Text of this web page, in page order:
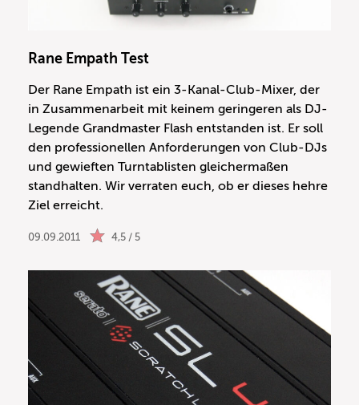
Rane Empath Test
Der Rane Empath ist ein 3-Kanal-Club-Mixer, der
in Zusammenarbeit mit keinem geringeren als DJ-
Legende Grandmaster Flash entstanden ist. Er soll
den professionellen Anforderungen von Club-DJs
und gewieften Turntablisten gleichermaßen
standhalten. Wir verraten euch, ob er dieses hehre
Ziel erreicht.
09.09.2011 4,5 / 5